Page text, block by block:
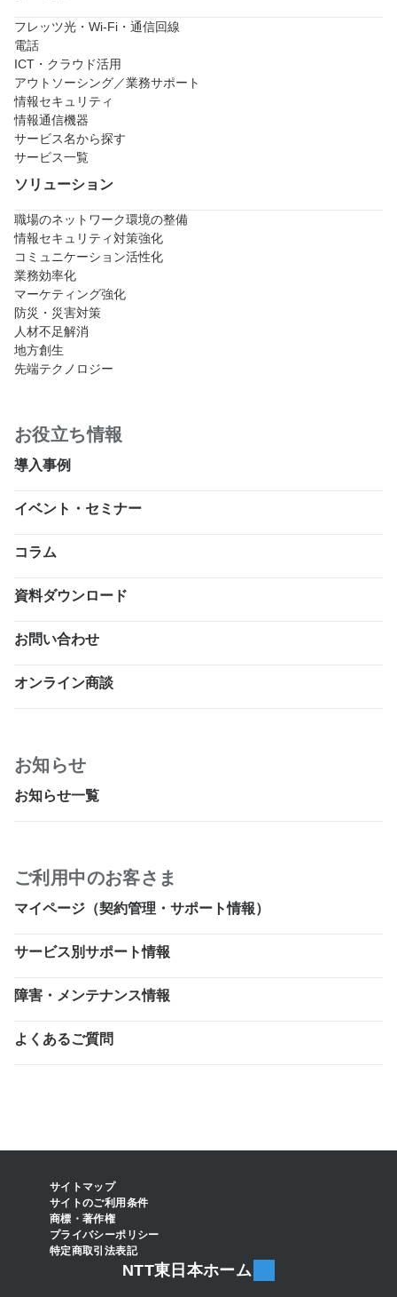
フレッツ光・Wi-Fi・通信回線
電話
ICT・クラウド活用
アウトソーシング／業務サポート
情報セキュリティ
情報通信機器
サービス名から探す
サービス一覧
ソリューション
職場のネットワーク環境の整備
情報セキュリティ対策強化
コミュニケーション活性化
業務効率化
マーケティング強化
防災・災害対策
人材不足解消
地方創生
先端テクノロジー
お役立ち情報
導入事例
イベント・セミナー
コラム
資料ダウンロード
お問い合わせ
オンライン商談
お知らせ
お知らせ一覧
ご利用中のお客さま
マイページ（契約管理・サポート情報）
サービス別サポート情報
障害・メンテナンス情報
よくあるご質問
サイトマップ
サイトのご利用条件
商標・著作権
プライバシーポリシー
特定商取引法表記
NTT東日本ホーム